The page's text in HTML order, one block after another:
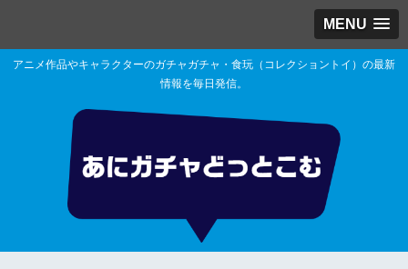
MENU
アニメ作品やキャラクターのガチャガチャ・食玩（コレクショントイ）の最新
情報を毎日発信。